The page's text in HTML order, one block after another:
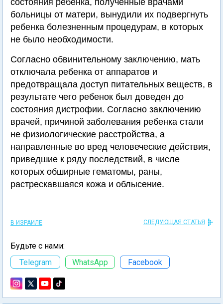
состояния ребенка, полученные врачами
больницы от матери, вынудили их подвергнуть
ребенка болезненным процедурам, в которых
не было необходимости.
Согласно обвинительному заключению, мать
отключала ребенка от аппаратов и
предотвращала доступ питательных веществ, в
результате чего ребенок был доведен до
состояния дистрофии. Согласно заключению
врачей, причиной заболевания ребенка стали
не физиологические расстройства, а
направленные во вред человеческие действия,
приведшие к ряду последствий, в числе
которых обширные гематомы, раны,
растрескавшаяся кожа и облысение.
В ИЗРАИЛЕ СЛЕДУЮЩАЯ СТАТЬЯ
Будьте с нами:
Telegram
WhatsApp Facebook